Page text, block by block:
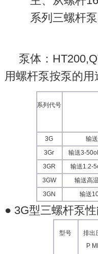
系列三螺杆泵的
泵体：
用螺杆泵按泵的
系列代号
3G
输
3Gr
输送3-
3GR
输送1.2-
3GW
输送高
3GN
输送
● 3G型三螺杆泵
型号
排出
P